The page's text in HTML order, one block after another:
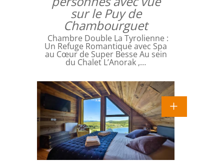
sur le Puy de
Chambourguet
Chambre Double La Tyrolienne :
Un Refuge Romantique avec Spa
au Cœur de Super Besse Au sein
du Chalet L’Anorak ,…